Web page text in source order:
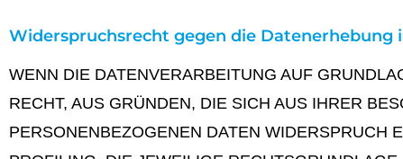
Widerspruchsrecht gegen die Datenerhebung
WENN DIE DATENVERARBEITUNG AUF
RECHT, AUS GRÜNDEN, DIE SICH AUS IHRER
PERSONENBEZOGENEN DATEN WIDERSPRUCH